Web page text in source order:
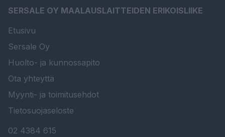
SERSALE OY MAALAUSLAITTEIDEN ERIKOISLIIKE
Etusivu
Sersale Oy
Huolto- ja kunnossapito
Ota yhteyttä
Myynti- ja toimitusehdot
Tietosuojaseloste
02 4384 615